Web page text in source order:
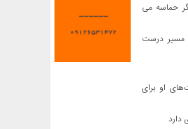
دیگر حماسه می
مسیر درست
او برای
دارد